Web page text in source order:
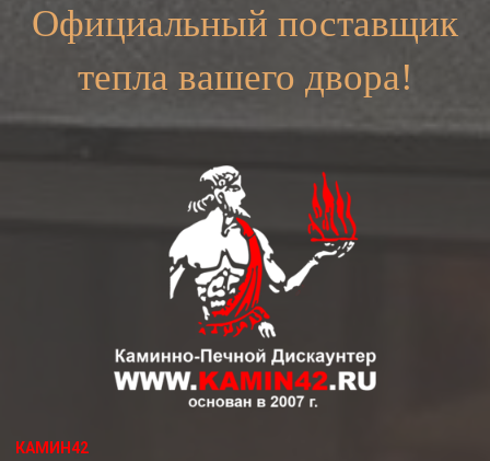
Официальный поставщик
тепла вашего двора!
КАМИН42